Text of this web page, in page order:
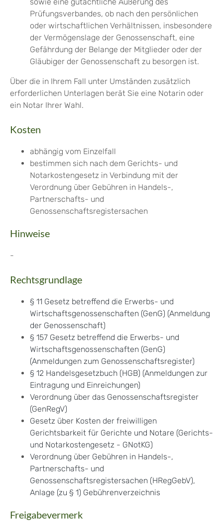
Prüfungsverbandes, ob nach den persönlichen
oder wirtschaftlichen Verhältnissen, insbesondere
der Vermögenslage der Genossenschaft, eine
Gefährdung der Belange der Mitglieder oder der
Gläubiger der Genossenschaft zu besorgen ist.
Über die in Ihrem Fall unter Umständen zusätzlich
erforderlichen Unterlagen berät Sie eine Notarin oder
ein Notar Ihrer Wahl.
Kosten
abhängig vom Einzelfall
bestimmen sich nach dem Gerichts- und
Notarkostengesetz in Verbindung mit der
Verordnung über Gebühren in Handels-,
Partnerschafts- und
Genossenschaftsregistersachen
Hinweise
-
Rechtsgrundlage
§ 11 Gesetz betreffend die Erwerbs- und
Wirtschaftsgenossenschaften (GenG) (Anmeldung
der Genossenschaft)
§ 157 Gesetz betreffend die Erwerbs- und
Wirtschaftsgenossenschaften (GenG)
(Anmeldungen zum Genossenschaftsregister)
§ 12 Handelsgesetzbuch (HGB) (Anmeldungen zur
Eintragung und Einreichungen)
Verordnung über das Genossenschaftsregister
(GenRegV)
Gesetz über Kosten der freiwilligen
Gerichtsbarkeit für Gerichte und Notare (Gerichts-
und Notarkostengesetz - GNotKG)
Verordnung über Gebühren in Handels-,
Partnerschafts- und
Genossenschaftsregistersachen (HRegGebV),
Anlage (zu § 1) Gebührenverzeichnis
Freigabevermerk